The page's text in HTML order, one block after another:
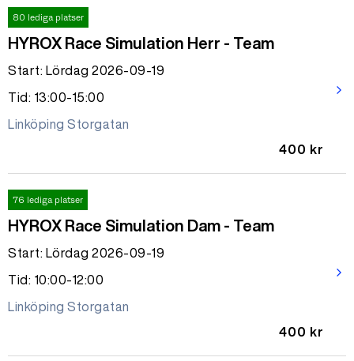
80 lediga platser
HYROX Race Simulation Herr - Team
Start: Lördag 2026-09-19
Tid: 13:00-15:00
Linköping Storgatan
400 kr
arrow_forward_ios
76 lediga platser
HYROX Race Simulation Dam - Team
Start: Lördag 2026-09-19
Tid: 10:00-12:00
Linköping Storgatan
400 kr
arrow_forward_ios